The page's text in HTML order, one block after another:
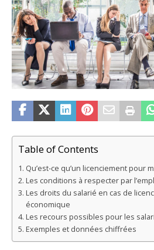
Table of Contents
Qu’est-ce qu’un licenciement pour
Les conditions à respecter par
Les droits du salarié en cas de
économique
Les recours possibles pour les
Exemples et données chiffrées